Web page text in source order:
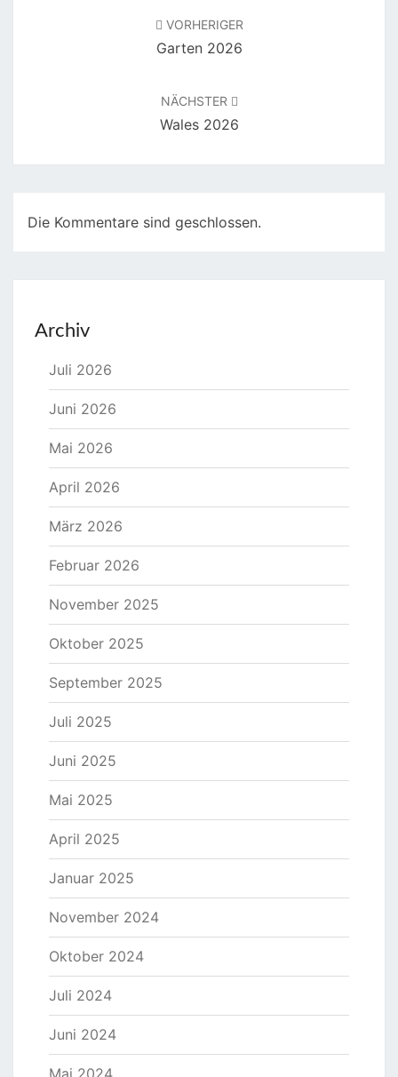
VORHERIGER
Garten 2026
NÄCHSTER
Wales 2026
Die Kommentare sind geschlossen.
Archiv
Juli 2026
Juni 2026
Mai 2026
April 2026
März 2026
Februar 2026
November 2025
Oktober 2025
September 2025
Juli 2025
Juni 2025
Mai 2025
April 2025
Januar 2025
November 2024
Oktober 2024
Juli 2024
Juni 2024
Mai 2024